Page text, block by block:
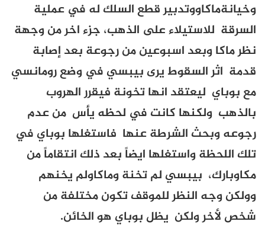
وخيانةماكاووتدبير قطع السلك له في عملية
السرقة للاستيلاء على الذهب، جزء اخر من وجهة
نظر ماكا وبعد اسبوعين من رجوعة بعد إصابة
قدمة اثر السقوط يرى بيبسي في وضع رومانسي
معبوباي ليعتقد انها تخونة فيقرر الهروب
بالذهب ولكنها كانت في لحظه يأس من عدم
رجوعه وبحث الشرطة عنها فاستغلها بوباي في
تلك اللحظة واستغلها ايضاً بعد ذلك انتقاماً من
مكاوبارك، بيبسي لم تخنة وماكاولم يخنهم
وولكن وجه النظر للموقف تكون مختلفة من
شخص لأخر ولكن يظل بوباي هو الخائن.